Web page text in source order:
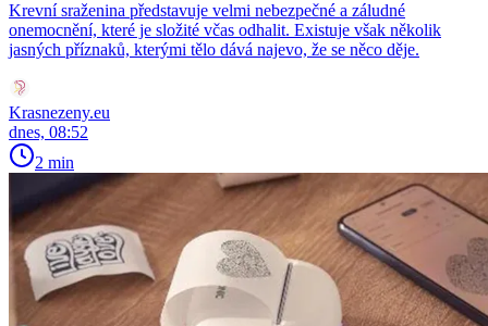
Krevní sraženina představuje velmi nebezpečné a záludné
onemocnění, které je složité včas odhalit. Existuje však několik
jasných příznaků, kterými tělo dává najevo, že se něco děje.
Krasnezeny.eu
dnes, 08:52
2 min